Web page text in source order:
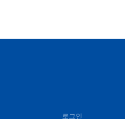
로그인